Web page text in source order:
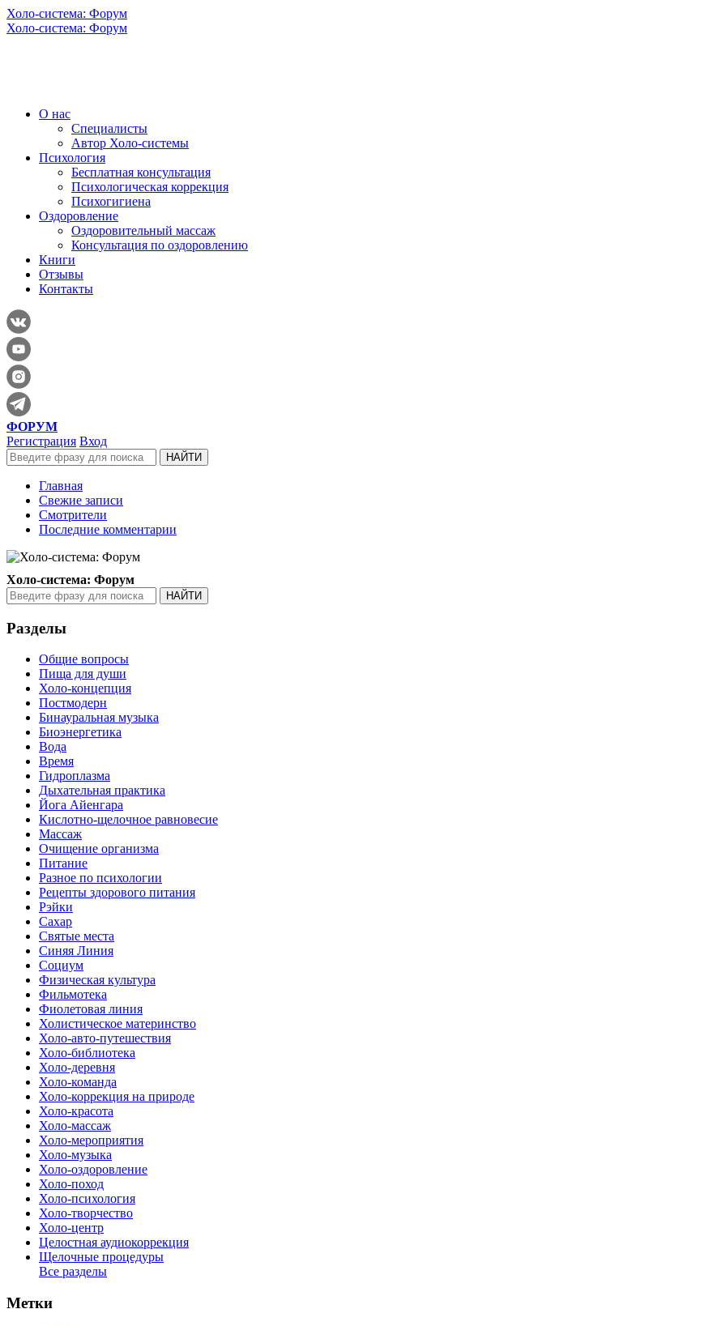
Холо-система: Форум
Холо-система: Форум
О нас
Специалисты
Автор Холо-системы
Психология
Бесплатная консультация
Психологическая коррекция
Психогигиена
Оздоровление
Оздоровительный массаж
Консультация по оздоровлению
Книги
Отзывы
Контакты
ФОРУМ
Регистрация Вход
Главная
Свежие записи
Смотрители
Последние комментарии
Холо-система: Форум
Разделы
Общие вопросы
Пища для души
Холо-концепция
Постмодерн
Бинауральная музыка
Биоэнергетика
Вода
Время
Гидроплазма
Дыхательная практика
Йога Айенгара
Кислотно-щелочное равновесие
Массаж
Очищение организма
Питание
Разное по психологии
Рецепты здорового питания
Рэйки
Сахар
Святые места
Синяя Линия
Социум
Физическая культура
Фильмотека
Фиолетовая линия
Холистическое материнство
Холо-авто-путешествия
Холо-библиотека
Холо-деревня
Холо-команда
Холо-коррекция на природе
Холо-красота
Холо-массаж
Холо-мероприятия
Холо-музыка
Холо-оздоровление
Холо-поход
Холо-психология
Холо-творчество
Холо-центр
Целостная аудиокоррекция
Щелочные процедуры
Все разделы
Метки